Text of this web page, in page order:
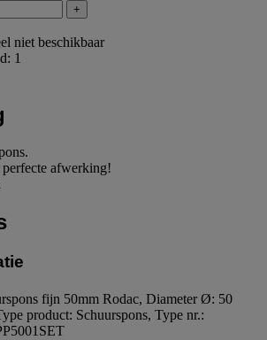
+
niet beschikbaar
1
afwerking!
fijn 50mm Rodac, Diameter Ø: 50
product: Schuurspons, Type nr.: